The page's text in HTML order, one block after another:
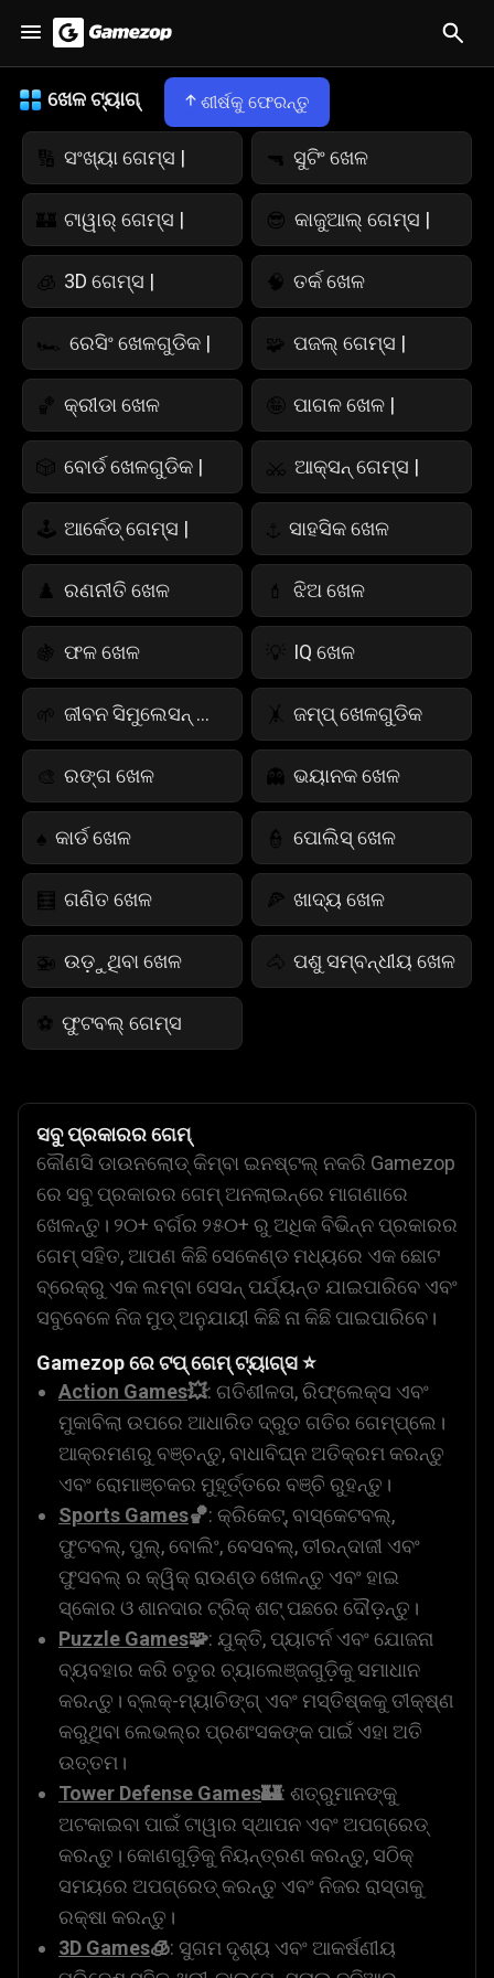
ଶୀର୍ଷକୁ ଫେରନ୍ତୁ
ଖେଳ ଟ୍ୟାଗ୍
🔢 ସଂଖ୍ୟା ଗେମ୍ସ | 🔫 ସୁଟିଂ ଖେଳ
🏰 ଟାୱାର୍ ଗେମ୍ସ | 😎 କାଜୁଆଲ୍ ଗେମ୍ସ |
🧊 3D ଗେମ୍ସ | 🧠 ତର୍କ ଖେଳ
🏎️ ରେସିଂ ଖେଳଗୁଡିକ | 🧩 ପଜଲ୍ ଗେମ୍ସ |
🏀 କ୍ରୀଡା ଖେଳ 🤪 ପାଗଳ ଖେଳ |
🎲 ବୋର୍ଡ ଖେଳଗୁଡିକ | ⚔️ ଆକ୍ସନ୍ ଗେମ୍ସ |
🕹️ ଆର୍କେଡ୍ ଗେମ୍ସ | ⚓ ସାହସିକ ଖେଳ
♟️ ରଣନୀତି ଖେଳ 💄 ଝିଅ ଖେଳ
🍇 ଫଳ ଖେଳ 💡 IQ ଖେଳ
🌱 ଜୀବନ ସିମୁଲେସନ୍ ଖେଳ 🤸 ଜମ୍ପ୍ ଖେଳଗୁଡିକ
🎨 ରଙ୍ଗ ଖେଳ 👻 ଭୟାନକ ଖେଳ
♠️ କାର୍ଡ ଖେଳ 👮 ପୋଲିସ୍ ଖେଳ
🧮 ଗଣିତ ଖେଳ 🍕 ଖାଦ୍ୟ ଖେଳ
🚁 ଉଡ଼ୁଥିବା ଖେଳ 🐴 ପଶୁ ସମ୍ବନ୍ଧୀୟ ଖେଳ
⚽ ଫୁଟବଲ୍ ଗେମ୍ସ
ସବୁ ପ୍ରକାରର ଗେମ୍
କୌଣସି ଡାଉନଲୋଡ୍ କିମ୍ବା ଇନଷ୍ଟଲ୍ ନକରି Gamezop
ରେ ସବୁ ପ୍ରକାରର ଗେମ୍ ଅନଲାଇନ୍‌ରେ ମାଗଣାରେ
ଖେଳନ୍ତୁ। ୨୦+ ବର୍ଗର ୨୫୦+ ରୁ ଅଧିକ ବିଭିନ୍ନ ପ୍ରକାରର
ଗେମ୍ ସହିତ, ଆପଣ କିଛି ସେକେଣ୍ଡ ମଧ୍ୟରେ ଏକ ଛୋଟ
ବ୍ରେକ୍‌ରୁ ଏକ ଲମ୍ବା ସେସନ୍ ପର୍ଯ୍ୟନ୍ତ ଯାଇପାରିବେ ଏବଂ
ସବୁବେଳେ ନିଜ ମୁଡ୍ ଅନୁଯାୟୀ କିଛି ନା କିଛି ପାଇପାରିବେ।
Gamezop ରେ ଟପ୍ ଗେମ୍ ଟ୍ୟାଗ୍ସ ⭐
Action Games💥: ଗତିଶୀଳତା, ରିଫ୍ଲେକ୍ସ ଏବଂ
ମୁକାବିଲା ଉପରେ ଆଧାରିତ ଦ୍ରୁତ ଗତିର ଗେମ୍‌ପ୍ଲେ।
ଆକ୍ରମଣରୁ ବଞ୍ଚନ୍ତୁ, ବାଧାବିଘ୍ନ ଅତିକ୍ରମ କରନ୍ତୁ
ଏବଂ ରୋମାଞ୍ଚକର ମୁହୂର୍ତ୍ତରେ ବଞ୍ଚି ରୁହନ୍ତୁ।
Sports Games🏀: କ୍ରିକେଟ୍, ବାସ୍କେଟବଲ୍,
ଫୁଟବଲ୍, ପୁଲ୍, ବୋଲିଂ, ବେସବଲ୍, ତୀରନ୍ଦାଜୀ ଏବଂ
ଫୁସବଲ୍ ର କ୍ୱିକ୍ ରାଉଣ୍ଡ ଖେଳନ୍ତୁ ଏବଂ ହାଇ
ସ୍କୋର ଓ ଶାନଦାର ଟ୍ରିକ୍ ଶଟ୍ ପଛରେ ଦୌଡ଼ନ୍ତୁ।
Puzzle Games🧩: ଯୁକ୍ତି, ପ୍ୟାଟର୍ନ ଏବଂ ଯୋଜନା
ବ୍ୟବହାର କରି ଚତୁର ଚ୍ୟାଲେଞ୍ଜଗୁଡ଼ିକୁ ସମାଧାନ
କରନ୍ତୁ। ବ୍ଲକ୍-ମ୍ୟାଚିଙ୍ଗ୍ ଏବଂ ମସ୍ତିଷ୍କକୁ ତୀକ୍ଷ୍ଣ
କରୁଥିବା ଲେଭଲ୍‌ର ପ୍ରଶଂସକଙ୍କ ପାଇଁ ଏହା ଅତି
ଉତ୍ତମ।
Tower Defense Games🏰: ଶତ୍ରୁମାନଙ୍କୁ
ଅଟକାଇବା ପାଇଁ ଟାୱାର ସ୍ଥାପନ ଏବଂ ଅପଗ୍ରେଡ୍
କରନ୍ତୁ। କୋଣଗୁଡ଼ିକୁ ନିୟନ୍ତ୍ରଣ କରନ୍ତୁ, ସଠିକ୍
ସମୟରେ ଅପଗ୍ରେଡ୍ କରନ୍ତୁ ଏବଂ ନିଜର ରାସ୍ତାକୁ
ରକ୍ଷା କରନ୍ତୁ।
3D Games🧊: ସୁଗମ ଦୃଶ୍ୟ ଏବଂ ଆକର୍ଷଣୀୟ